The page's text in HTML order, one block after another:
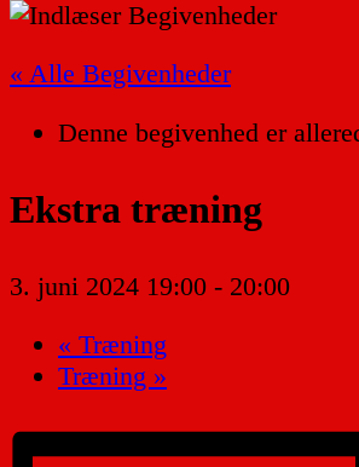
« Alle Begivenheder
Denne begivenhed er
Ekstra træning
3. juni 2024 19:00 - 20:00
« Træning
Træning »